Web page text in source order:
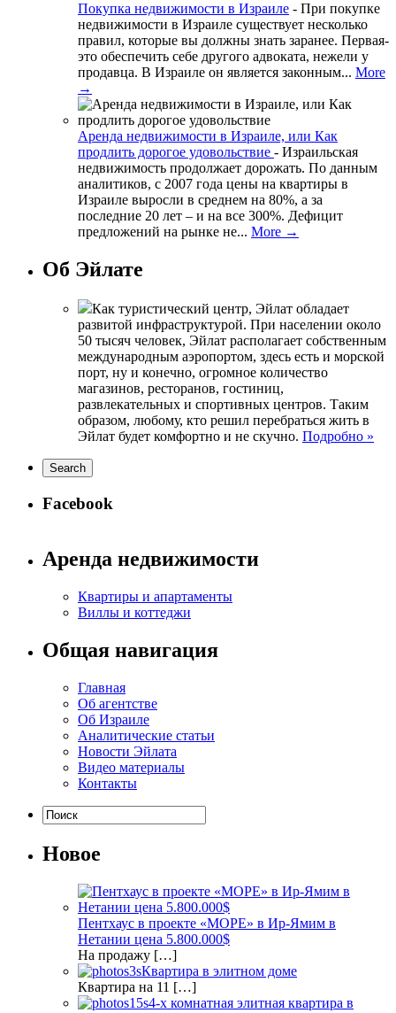
Покупка недвижимости в Израиле - При покупке
недвижимости в Израиле существует несколько
правил, которые вы должны знать заранее. Первая-
это обеспечить себе другого адвоката, нежели у
продавца. В Израиле он является законным... More
→
Аренда недвижимости в Израиле, или Как
продлить дорогое удовольствие - Израильская
недвижимость продолжает дорожать. По данным
аналитиков, с 2007 года цены на квартиры в
Израиле выросли в среднем на 80%, а за
последние 20 лет – и на все 300%. Дефицит
предложений на рынке не... More →
Об Эйлате
Как туристический центр, Эйлат обладает
развитой инфраструктурой. При населении около
50 тысяч человек, Эйлат располагает собственным
международным аэропортом, здесь есть и морской
порт, ну и конечно, огромное количество
магазинов, ресторанов, гостиниц,
развлекательных и спортивных центров. Таким
образом, любому, кто решил перебраться жить в
Эйлат будет комфортно и не скучно. Подробно »
Facebook
Аренда недвижимости
Квартиры и апартаменты
Виллы и коттеджи
Общая навигация
Главная
Об агентстве
Об Израиле
Аналитические статьи
Новости Эйлата
Видео материалы
Контакты
Новое
Пентхаус в проекте «МОРЕ» в Ир-Ямим в
Нетании цена 5.800.000$
На продажу […]
Квартира в элитном доме
Квартира на 11 […]
4-х комнатная элитная квартира в